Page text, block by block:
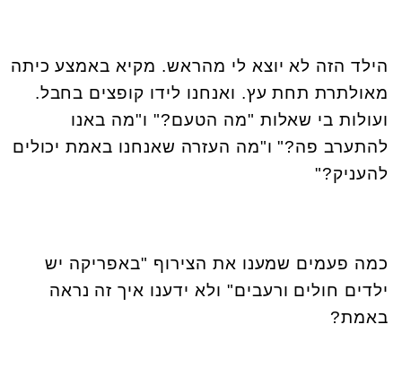
הילד הזה לא יוצא לי מהראש. מקיא באמצע כיתה
מאולתרת תחת עץ. ואנחנו לידו קופצים בחבל.
ועולות בי שאלות "מה הטעם?" ו"מה באנו
להתערב פה?" ו"מה העזרה שאנחנו באמת יכולים
להעניק?"
כמה פעמים שמענו את הצירוף "באפריקה יש
ילדים חולים ורעבים" ולא ידענו איך זה נראה
באמת?